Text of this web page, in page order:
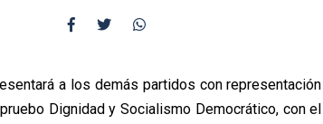
a los demás partidos con representación
Dignidad y Socialismo Democrático, con el